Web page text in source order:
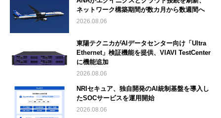
ネットワーク構築期間が数カ月から数週間へ
2026.08.06
東陽テクニカがAIデータセンター向け「Ultra
Ethernet」検証機能を提供、VIAVI TestCenter
に機能追加
2026.08.06
NRIセキュア、独自開発のAI統制基盤を導入し
たSOCサービスを運用開始
2026.08.06